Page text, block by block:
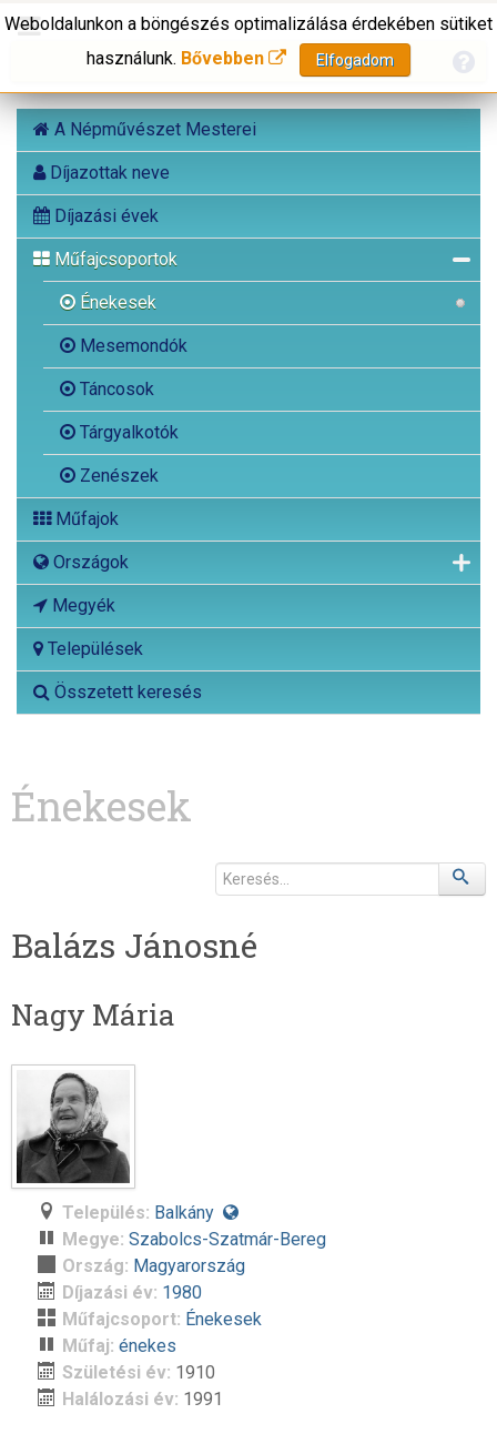
A Népművészet Mesterei
Díjazottak neve
Díjazási évek
Műfajcsoportok
Énekesek
Mesemondók
Táncosok
Tárgyalkotók
Zenészek
Műfajok
Országok
Megyék
Települések
Összetett keresés
Weboldalunkon a böngészés optimalizálása érdekében sütiket
használunk. Bővebben Elfogadom
Énekesek
Balázs Jánosné
Nagy Mária
Település: Balkány
Megye: Szabolcs-Szatmár-Bereg
Ország: Magyarország
Díjazási év: 1980
Műfajcsoport: Énekesek
Műfaj: énekes
Születési év: 1910
Halálozási év: 1991